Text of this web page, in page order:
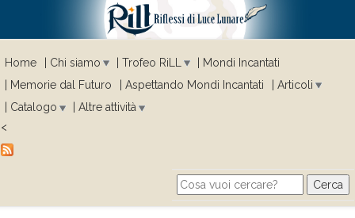
Home Chi siamo Trofeo RiLL
Mondi Incantati
Memorie dal Futuro
Aspettando Mondi Incantati
Articoli
Catalogo
Altre attività
<
Search form
Cerca